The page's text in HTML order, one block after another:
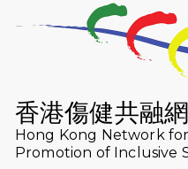
2026-07-23
猛龍長
（19:00
猛龍長
2026-07-10
【猛龍
融網絡
香港傷健共融
Hong Kong Network
Promotion of Inclusive